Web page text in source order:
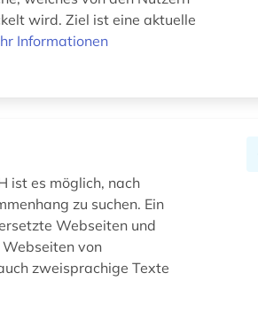
wird. Ziel ist eine aktuelle
Informationen
ist es möglich, nach
zu suchen. Ein
Webseiten und
von
zweisprachige Texte